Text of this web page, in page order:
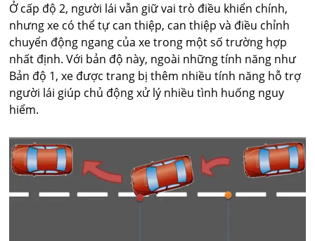
Ở cấp độ 2, người lái vẫn giữ vai trò điều khiển chính,
nhưng xe có thể tự can thiệp, can thiệp và điều chỉnh
chuyển động ngang của xe trong một số trường hợp
nhất định. Với bản độ này, ngoài những tính năng như
Bản độ 1, xe được trang bị thêm nhiều tính năng hỗ trợ
người lái giúp chủ động xử lý nhiều tình huống nguy
hiểm.